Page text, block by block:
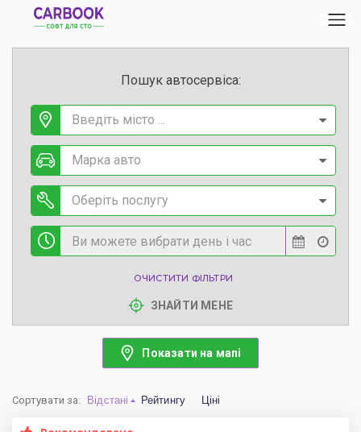
Пошук автосервіса:
Введіть місто ...
Марка авто
Оберіть послугу
ОЧИСТИТИ ФІЛЬТРИ
ЗНАЙТИ МЕНЕ
Показати на мапі
Сортувати за: Відстані Рейтингу Ціні